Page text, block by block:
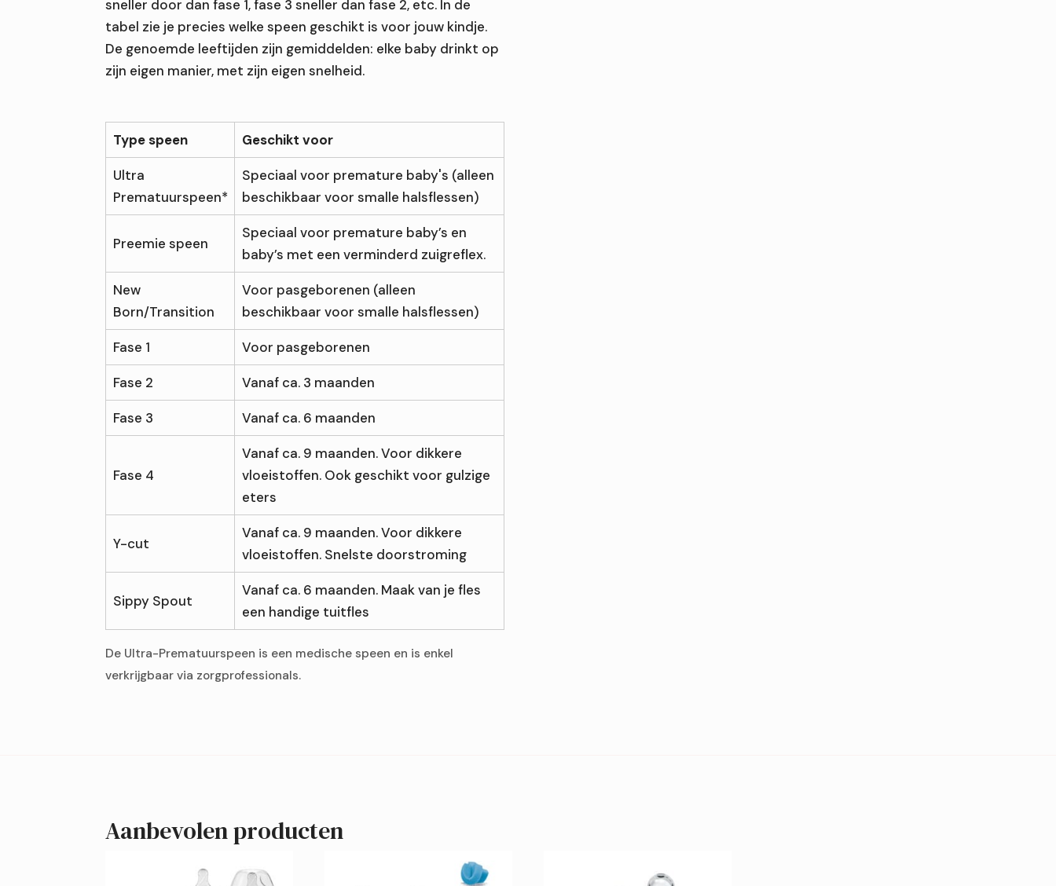
sneller door dan fase 1, fase 3 sneller dan fase 2, etc. In de
tabel zie je precies welke speen geschikt is voor jouw kindje.
De genoemde leeftijden zijn gemiddelden: elke baby drinkt op
zijn eigen manier, met zijn eigen snelheid.
Type speen Geschikt voor
Ultra
Prematuurspeen*
Speciaal voor premature baby's (alleen
beschikbaar voor smalle halsflessen)
Preemie speen
Speciaal voor premature baby’s en
baby’s met een verminderd zuigreflex.
New
Born/Transition
Voor pasgeborenen (alleen
beschikbaar voor smalle halsflessen)
Fase 1 Voor pasgeborenen
Fase 2 Vanaf ca. 3 maanden
Fase 3 Vanaf ca. 6 maanden
Fase 4
Vanaf ca. 9 maanden. Voor dikkere
vloeistoffen. Ook geschikt voor gulzige
eters
Y-cut
Vanaf ca. 9 maanden. Voor dikkere
vloeistoffen. Snelste doorstroming
Sippy Spout
Vanaf ca. 6 maanden. Maak van je fles
een handige tuitfles
De Ultra-Prematuurspeen is een medische speen en is enkel
verkrijgbaar via zorgprofessionals.
Aanbevolen producten